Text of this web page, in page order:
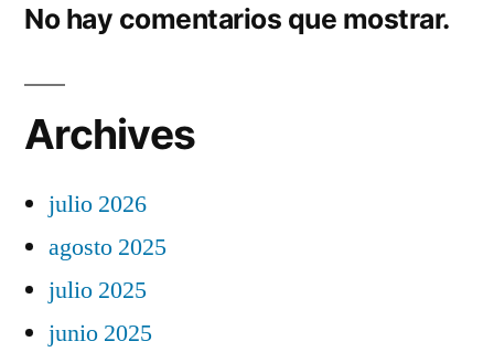
No hay comentarios que mostrar.
Archives
julio 2026
agosto 2025
julio 2025
junio 2025